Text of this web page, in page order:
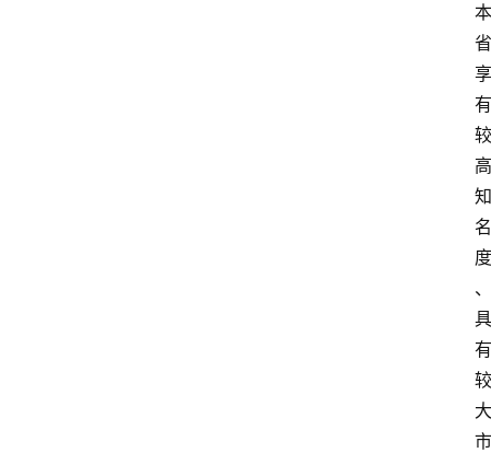
本
省
享
有
较
高
知
名
度
、
具
有
较
大
市